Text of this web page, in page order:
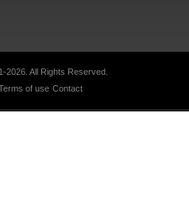
2026. All Rights Reserved.
of use Contact